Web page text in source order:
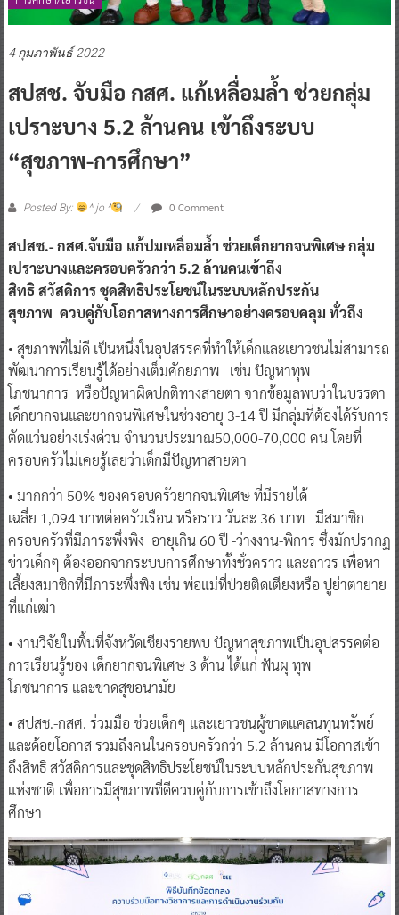
4 กุมภาพันธ์ 2022
สปสช. จับมือ กสศ. แก้เหลื่อมล้ำ ช่วยกลุ่ม
เปราะบาง 5.2 ล้านคน เข้าถึงระบบ
“สุขภาพ-การศึกษา”
Posted By: ^ jo ^ 0 Comment
สปสช.- กสศ.จับมือ แก้ปมเหลื่อมล้ำ ช่วยเด็กยากจนพิเศษ กลุ่ม
เปราะบางและครอบครัวกว่า 5.2 ล้านคนเข้าถึง
สิทธิ สวัสดิการ ชุดสิทธิประโยชน์ในระบบหลักประกัน
สุขภาพ ควบคู่กับโอกาสทางการศึกษาอย่างครอบคลุม ทั่วถึง
• สุขภาพที่ไม่ดี เป็นหนึ่งในอุปสรรคที่ทำให้เด็กและเยาวชนไม่สามารถ
พัฒนาการเรียนรู้ได้อย่างเต็มศักยภาพ เช่น ปัญหาทุพ
โภชนาการ หรือปัญหาผิดปกติทางสายตา จากข้อมูลพบว่าในบรรดา
เด็กยากจนและยากจนพิเศษในช่วงอายุ 3-14 ปี มีกลุ่มที่ต้องได้รับการ
ตัดแว่นอย่างเร่งด่วน จำนวนประมาณ50,000-70,000 คน โดยที่
ครอบครัวไม่เคยรู้เลยว่าเด็กมีปัญหาสายตา
• มากกว่า 50% ของครอบครัวยากจนพิเศษ ที่มีรายได้
เฉลี่ย 1,094 บาทต่อครัวเรือน หรือราว วันละ 36 บาท มีสมาชิก
ครอบครัวที่มีภาระพึ่งพิง อายุเกิน 60 ปี -ว่างงาน-พิการ ซึ่งมักปรากฏ
ข่าวเด็กๆ ต้องออกจากระบบการศึกษาทั้งชั่วคราว และถาวร เพื่อหา
เลี้ยงสมาชิกที่มีภาระพึ่งพิง เช่น พ่อแม่ที่ป่วยติดเตียงหรือ ปูย่าตายาย
ที่แก่เฒ่า
• งานวิจัยในพื้นที่จังหวัดเชียงรายพบ ปัญหาสุขภาพเป็นอุปสรรคต่อ
การเรียนรู้ของ เด็กยากจนพิเศษ 3 ด้าน ได้แก่ ฟันผุ ทุพ
โภชนาการ และขาดสุขอนามัย
• สปสช.-กสศ. ร่วมมือ ช่วยเด็กๆ และเยาวชนผู้ขาดแคลนทุนทรัพย์
และด้อยโอกาส รวมถึงคนในครอบครัวกว่า 5.2 ล้านคน มีโอกาสเข้า
ถึงสิทธิ สวัสดิการและชุดสิทธิประโยชน์ในระบบหลักประกันสุขภาพ
แห่งชาติ เพื่อการมีสุขภาพที่ดีควบคู่กับการเข้าถึงโอกาสทางการ
ศึกษา